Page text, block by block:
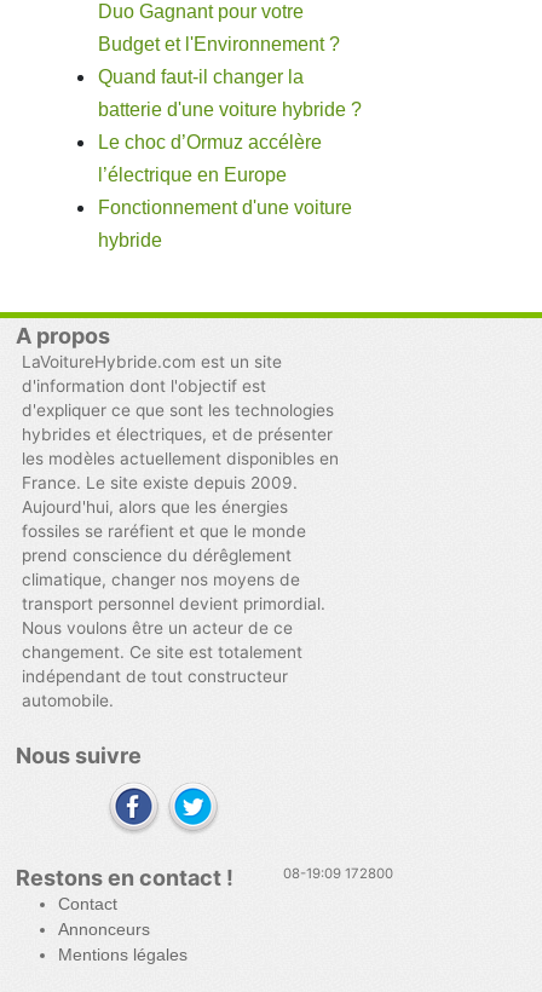
Duo Gagnant pour votre
Budget et l'Environnement ?
Quand faut-il changer la
batterie d'une voiture hybride ?
Le choc d’Ormuz accélère
l’électrique en Europe
Fonctionnement d'une voiture
hybride
A propos
LaVoitureHybride.com est un site
d'information dont l'objectif est
d'expliquer ce que sont les technologies
hybrides et électriques, et de présenter
les modèles actuellement disponibles en
France. Le site existe depuis 2009.
Aujourd'hui, alors que les énergies
fossiles se raréfient et que le monde
prend conscience du dérêglement
climatique, changer nos moyens de
transport personnel devient primordial.
Nous voulons être un acteur de ce
changement. Ce site est totalement
indépendant de tout constructeur
automobile.
Nous suivre
Restons en contact !
Contact
Annonceurs
Mentions légales
08-19:09 172800